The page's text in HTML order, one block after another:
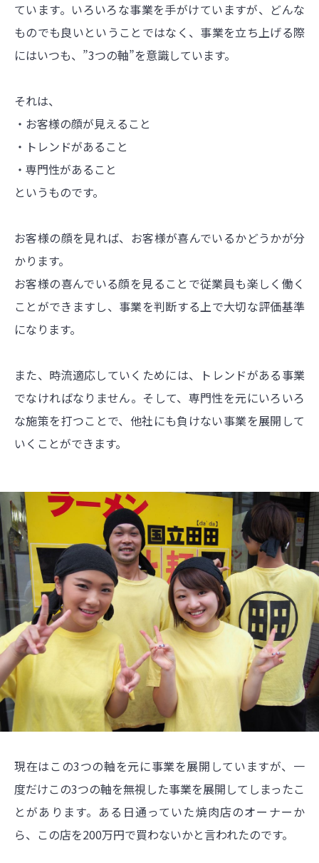
ています。いろいろな事業を手がけていますが、どんな
ものでも良いということではなく、事業を立ち上げる際
にはいつも、”3つの軸”を意識しています。
それは、
・お客様の顔が見えること
・トレンドがあること
・専門性があること
というものです。
お客様の顔を見れば、お客様が喜んでいるかどうかが分
かります。
お客様の喜んでいる顔を見ることで従業員も楽しく働く
ことができますし、事業を判断する上で大切な評価基準
になります。
また、時流適応していくためには、トレンドがある事業
でなければなりません。そして、専門性を元にいろいろ
な施策を打つことで、他社にも負けない事業を展開して
いくことができます。
現在はこの3つの軸を元に事業を展開していますが、一
度だけこの3つの軸を無視した事業を展開してしまったこ
とがあります。ある日通っていた焼肉店のオーナーか
ら、この店を200万円で買わないかと言われたのです。